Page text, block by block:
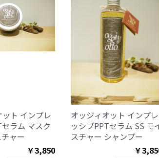
ト インプレ
ラム マスク
ャー
￥3,850
オッジィオット インプレ
ッシブPPTセラム SS モ
スチャー シャンプー
￥